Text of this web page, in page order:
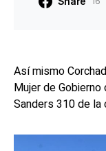
Así mismo
Mujer de
Sanders 310 de la